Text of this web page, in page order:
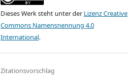
Dieses Werk steht unter derLizenz Creative
Commons Namensnennung 4.0
International.
Zitationsvorschlag